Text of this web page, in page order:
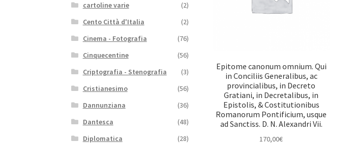
Epitome canonum omnium. Qui
in Conciliis Generalibus, ac
provincialibus, in Decreto
Gratiani, in Decretalibus, in
Epistolis, & Costitutionibus
Romanorum Pontificium, usque
ad Sanctiss. D. N. Alexandri Vii.
170,00€
cartoline varie
(2)
Cento Città d'Italia
(2)
Cinema - Fotografia
(76)
Cinquecentine
(56)
Criptografia - Stenografia
(3)
Cristianesimo
(56)
Dannunziana
(36)
Dantesca
(48)
Diplomatica
(28)